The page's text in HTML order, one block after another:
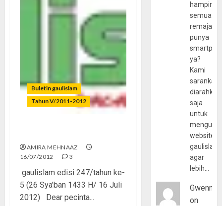
Buletin gaulislam
Tahun V/2011-2012
AMIRA MEHNAAZ
16/07/2012
3
gaulislam edisi 247/tahun ke-
5 (26 Sya’ban 1433 H/ 16 Juli
2012) Dear pecinta...
hampir
semua
remaja
punya
ya?
Kami
sarankan,
diarahkan
saja
untuk
website
agar
lebih…
Gwenny
on